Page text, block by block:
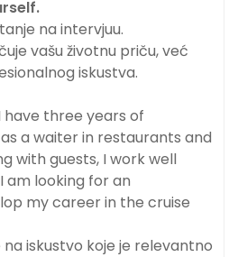
na intervjuu.
vašu životnu priču, već
iskustva.
have three years of
a waiter in restaurants and
with guests, I work well
am looking for an
my career in the cruise
na iskustvo koje je relevantno